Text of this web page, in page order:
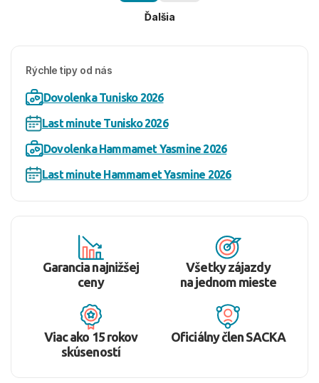
Ďalšia
Rýchle tipy od nás
Dovolenka Tunisko 2026
Last minute Tunisko 2026
Dovolenka Hammamet Yasmine 2026
Last minute Hammamet Yasmine 2026
Garancia najnižšej
ceny
Všetky zájazdy
na jednom mieste
Viac ako 15 rokov
skúseností
Oficiálny člen SACKA